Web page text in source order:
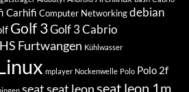
Carhifi Computer Networkingdebian
Golf 3Golf 3 Cabrio
HS Furtwangen Kühlwasser
mplayer Nockenwelle Polo Polo 2f
seatseat leonseat leon 1m